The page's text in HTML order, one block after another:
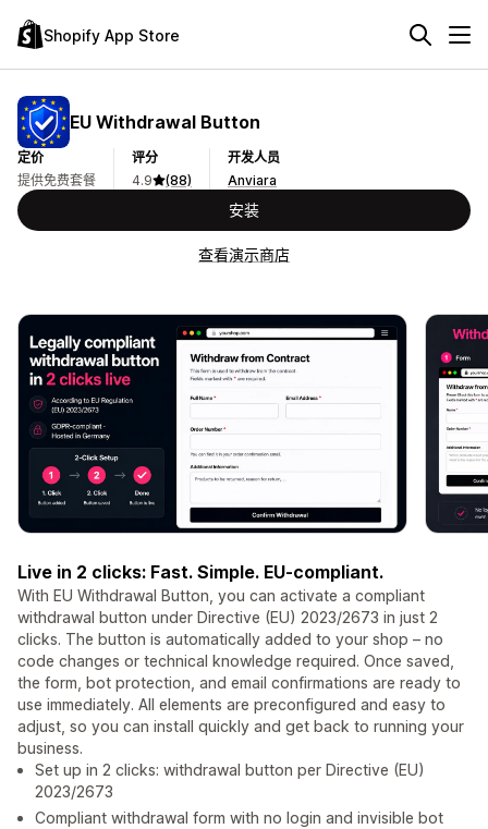
Shopify App Store
EU Withdrawal Button
定价
提供免费套餐
评分
4.9
(88)
开发人员
Anviara
安装
查看演示商店
Live in 2 clicks: Fast. Simple. EU-compliant.
With EU Withdrawal Button, you can activate a compliant
withdrawal button under Directive (EU) 2023/2673 in just 2
clicks. The button is automatically added to your shop – no
code changes or technical knowledge required. Once saved,
the form, bot protection, and email confirmations are ready to
use immediately. All elements are preconfigured and easy to
adjust, so you can install quickly and get back to running your
business.
Set up in 2 clicks: withdrawal button per Directive (EU)
2023/2673
Compliant withdrawal form with no login and invisible bot